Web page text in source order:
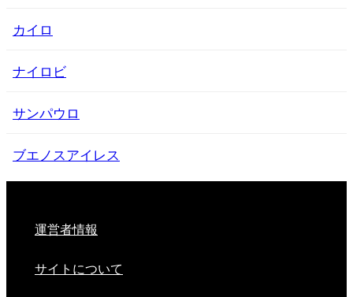
カイロ
ナイロビ
サンパウロ
ブエノスアイレス
運営者情報
サイトについて